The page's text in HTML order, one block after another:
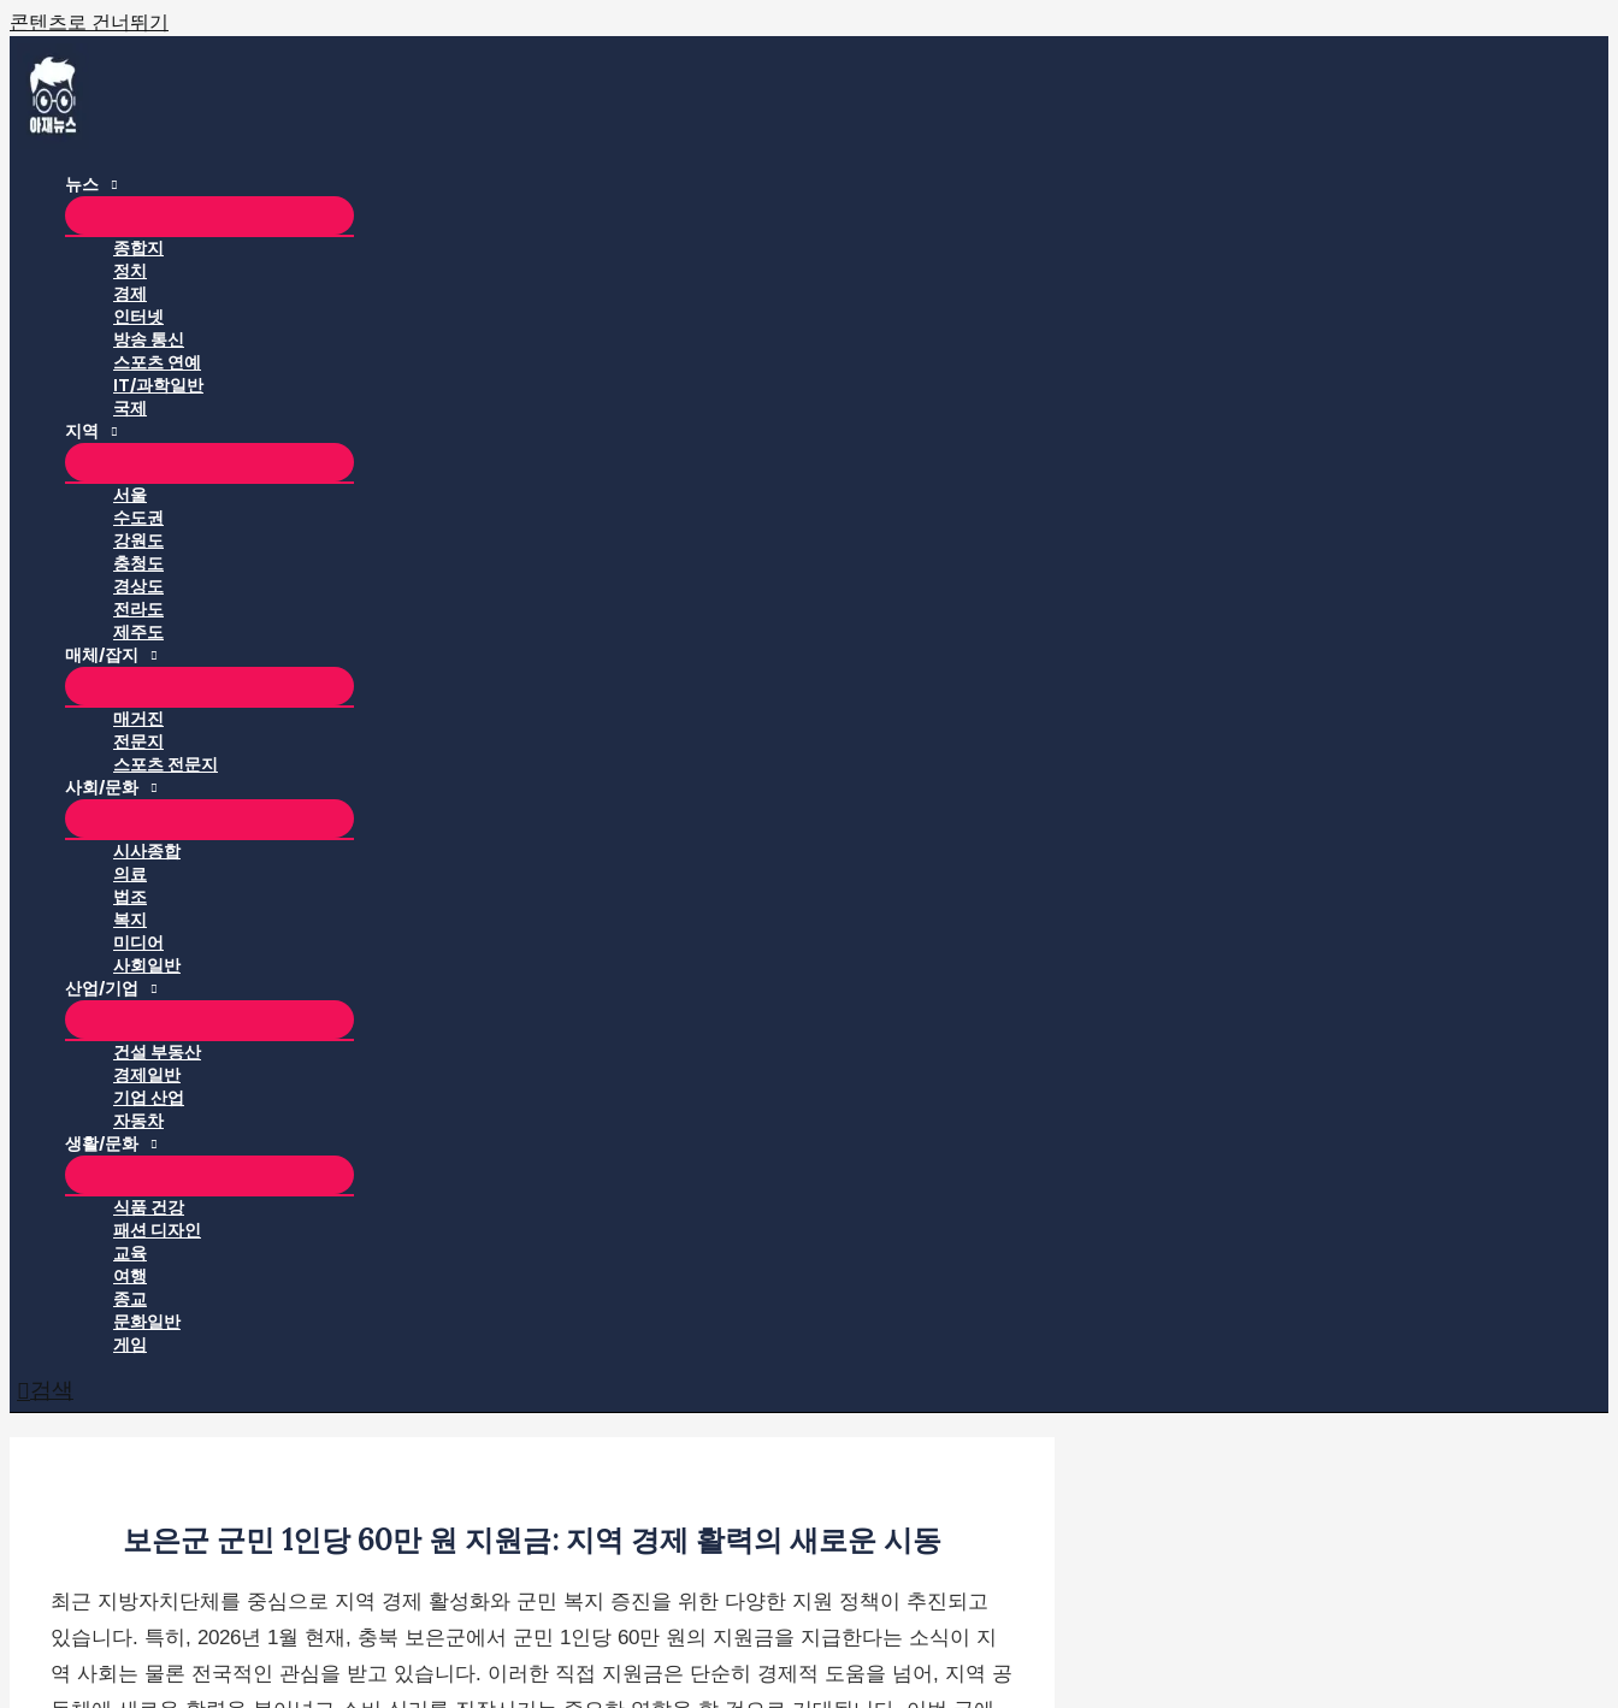
콘텐츠로 건너뛰기
뉴스
종합지
정치
경제
인터넷
방송 통신
스포츠 연예
IT/과학일반
국제
지역
서울
수도권
강원도
충청도
경상도
전라도
제주도
매체/잡지
매거진
전문지
스포츠 전문지
사회/문화
시사종합
의료
법조
복지
미디어
사회일반
산업/기업
건설 부동산
경제일반
기업 산업
자동차
생활/문화
식품 건강
패션 디자인
교육
여행
종교
문화일반
게임
검색
보은군 군민 1인당 60만 원 지원금: 지역 경제 활력의 새로운 시동
최근 지방자치단체를 중심으로 지역 경제 활성화와 군민 복지 증진을 위한 다양한 지원 정책이 추진되고
있습니다. 특히, 2026년 1월 현재, 충북 보은군에서 군민 1인당 60만 원의 지원금을 지급한다는 소식이 지
역 사회는 물론 전국적인 관심을 받고 있습니다. 이러한 직접 지원금은 단순히 경제적 도움을 넘어, 지역 공